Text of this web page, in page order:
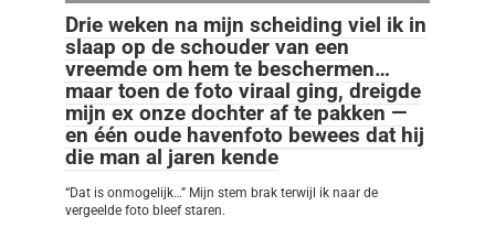
Drie weken na mijn scheiding viel ik in
slaap op de schouder van een
vreemde om hem te beschermen…
maar toen de foto viraal ging, dreigde
mijn ex onze dochter af te pakken —
en één oude havenfoto bewees dat hij
die man al jaren kende
“Dat is onmogelijk…” Mijn stem brak terwijl ik naar de
vergeelde foto bleef staren.